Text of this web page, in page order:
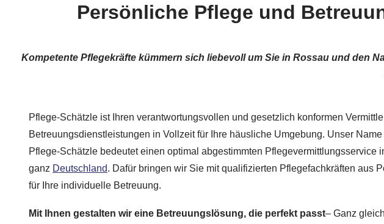
Persönliche Pflege und
Kompetente Pflegekräfte kümmern sich liebevoll um Sie in Rossau und den
Pflege-Schätzle ist Ihren verantwortungsvollen und gesetzlich konformen
Betreuungsdienstleistungen in Vollzeit für Ihre häusliche Umgebung. Unser Name
Pflege-Schätzle bedeutet einen optimal abgestimmten Pflegevermittlungsservice
ganz Deutschland. Dafür bringen wir Sie mit qualifizierten Pflegefachkräften aus
für Ihre individuelle Betreuung.
Mit Ihnen gestalten wir eine Betreuungslösung, die perfekt passt– Ganz